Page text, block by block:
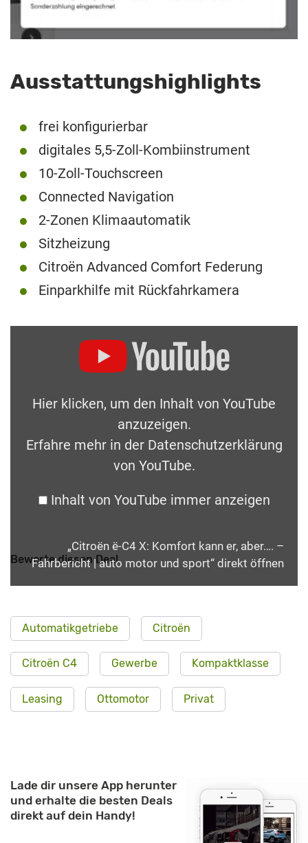
Ausstattungshighlights
frei konfigurierbar
digitales 5,5-Zoll-Kombiinstrument
10-Zoll-Touchscreen
Connected Navigation
2-Zonen Klimaautomatik
Sitzheizung
Citroën Advanced Comfort Federung
Einparkhilfe mit Rückfahrkamera
Hier klicken, um den Inhalt von YouTube
anzuzeigen.
Erfahre mehr in der Datenschutzerklärung
von YouTube.
Inhalt von YouTube immer anzeigen
„Citroën ë-C4 X: Komfort kann er, aber…. –
Fahrbericht | auto motor und sport“ direkt öffnen
Bewerte diesen Deal
Automatikgetriebe Citroën
Citroën C4 Gewerbe Kompaktklasse
Leasing Ottomotor Privat
Lade dir unsere App herunter
und erhalte die besten Deals
direkt auf dein Handy!